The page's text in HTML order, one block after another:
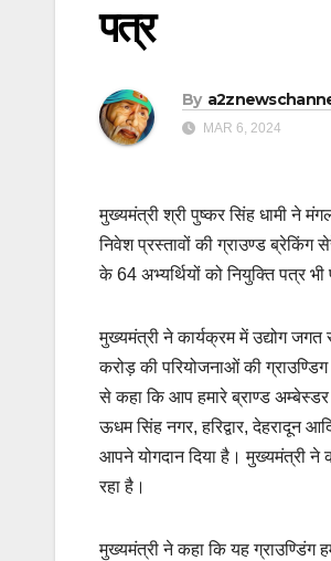
पत्र
By
MAR 6, 2024
मुख्यमंत्री श्री पुष्कर सिंह धामी ने
निवेश प्रस्तावों की ग्राउण्ड ब्रेकिंग
के 64 अभ्यर्थियों को नियुक्ति पत्र भी
मुख्यमंत्री ने कार्यक्रम में उद्योग
करोड़ की परियोजनाओं की
से कहा कि आप हमारे ब्राण्ड
ऊधम सिंह नगर, हरिद्वार, देहरादून
आपने योगदान दिया है। मुख्यमंत्री ने
रहा है।
मुख्यमंत्री ने कहा कि यह ग्राउण्डिंग